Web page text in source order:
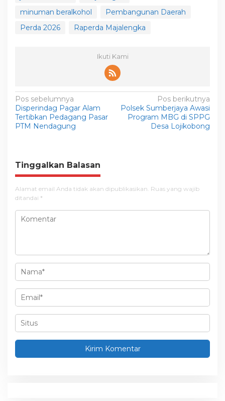
minuman beralkohol
Pembangunan Daerah
Perda 2026
Raperda Majalengka
Ikuti Kami
N
a
v
g
a
s
i
p
Pos sebelumnya
Disperindag Pagar Alam
Tertibkan Pedagang Pasar
PTM Nendagung
Pos berikutnya
Polsek Sumberjaya Awasi
Program MBG di SPPG
Desa Lojikobong
Tinggalkan Balasan
Alamat email Anda tidak akan dipublikasikan. Ruas yang wajib
ditandai *